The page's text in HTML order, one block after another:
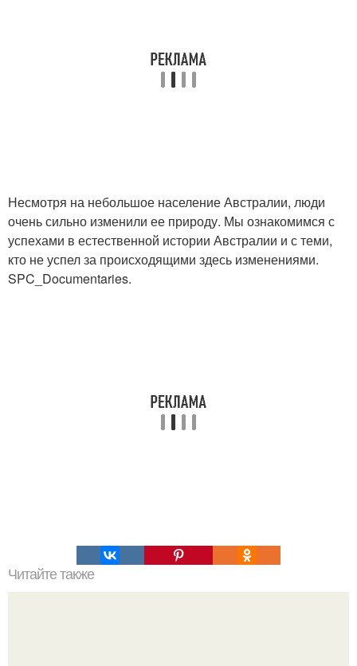
Несмотря на небольшое население Австралии, люди
очень сильно изменили ее природу. Мы ознакомимся с
успехами в естественной истории Австралии и с теми,
кто не успел за происходящими здесь изменениями.
SPC_Documentaries.
Читайте также